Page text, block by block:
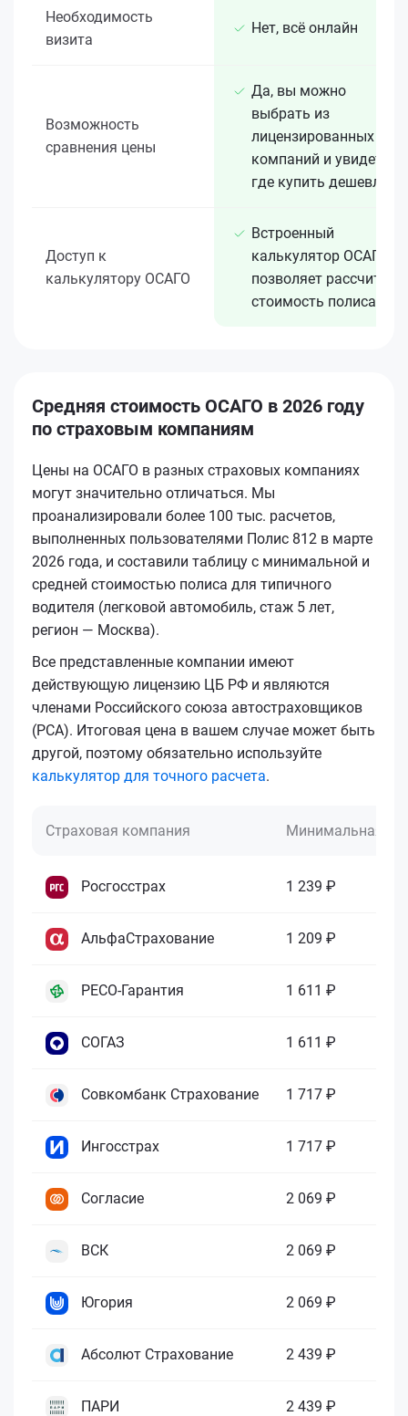
Необходимость
визита
Нет, всё онлайн
Возможность
сравнения цены
Да, вы можно
выбрать из
лицензированных 15+
компаний и увидеть,
где купить дешевле
Доступ к
калькулятору ОСАГО
Встроенный
калькулятор ОСАГО
позволяет рассчитать
стоимость полиса
Средняя стоимость ОСАГО в 2026 году
по страховым компаниям
Цены на ОСАГО в разных страховых компаниях
могут значительно отличаться. Мы
проанализировали более 100 тыс. расчетов,
выполненных пользователями Полис 812 в марте
2026 года, и составили таблицу с минимальной и
средней стоимостью полиса для типичного
водителя (легковой автомобиль, стаж 5 лет,
регион — Москва).
Все представленные компании имеют
действующую лицензию ЦБ РФ и являются
членами Российского союза автостраховщиков
(РСА). Итоговая цена в вашем случае может быть
другой, поэтому обязательно используйте
калькулятор для точного расчета.
Страховая компания Минимальная
Росгосстрах 1 239 ₽
АльфаСтрахование 1 209 ₽
РЕСО-Гарантия 1 611 ₽
СОГАЗ 1 611 ₽
Совкомбанк Страхование 1 717 ₽
Ингосстрах 1 717 ₽
Согласие 2 069 ₽
ВСК 2 069 ₽
Югория 2 069 ₽
Абсолют Страхование 2 439 ₽
ПАРИ 2 439 ₽